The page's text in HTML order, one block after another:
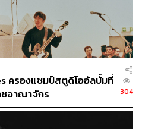
ครองแชมป์สตูดิโออัลบั้มที่
อาณาจักร
304